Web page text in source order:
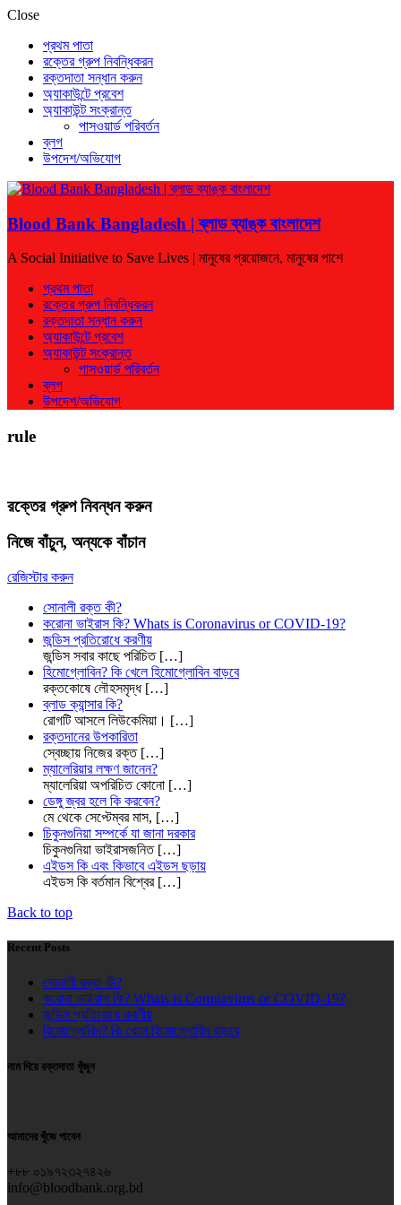
Close
প্রথম পাতা
রক্তের গ্রুপ নিবন্ধিকরন
রক্তদাতা সন্ধান করুন
অ্যাকাউন্টে প্রবেশ
অ্যাকাউন্ট সংক্রান্ত
পাসওয়ার্ড পরিবর্তন
ব্লগ
উপদেশ/অভিযোগ
Blood Bank Bangladesh | ব্লাড ব্যাঙ্ক বাংলাদেশ
A Social Initiative to Save Lives | মানুষের প্রয়োজনে, মানুষের পাশে
প্রথম পাতা
রক্তের গ্রুপ নিবন্ধিকরন
রক্তদাতা সন্ধান করুন
অ্যাকাউন্টে প্রবেশ
অ্যাকাউন্ট সংক্রান্ত
পাসওয়ার্ড পরিবর্তন
ব্লগ
উপদেশ/অভিযোগ
rule
রক্তের গ্রুপ নিবন্ধন করুন
নিজে বাঁচুন, অন্যকে বাঁচান
রেজিস্টার করুন
সোনালী রক্ত কী?
করোনা ভাইরাস কি? Whats is Coronavirus or COVID-19?
জন্ডিস প্রতিরোধে করণীয়
জন্ডিস সবার কাছে পরিচিত […]
হিমোগ্লোবিন? কি খেলে হিমোগ্লোবিন বাড়বে
রক্তকোষে লৌহসমৃদ্ধ […]
ব্লাড ক্যান্সার কি?
রোগটি আসলে লিউকেমিয়া। […]
রক্তদানের উপকারিতা
স্বেচ্ছায় নিজের রক্ত […]
ম্যালেরিয়ার লক্ষণ জানেন?
ম্যালেরিয়া অপরিচিত কোনো […]
ডেঙ্গু জ্বর হলে কি করবেন?
মে থেকে সেপ্টেম্বর মাস, […]
চিকুনগুনিয়া সম্পর্কে যা জানা দরকার
চিকুনগুনিয়া ভাইরাসজনিত […]
এইডস কি এবং কিভাবে এইডস ছড়ায়
এইডস কি বর্তমান বিশ্বের […]
Back to top
Recent Posts
সোনালী রক্ত কী?
করোনা ভাইরাস কি? Whats is Coronavirus or COVID-19?
জন্ডিস প্রতিরোধে করণীয়
হিমোগ্লোবিন? কি খেলে হিমোগ্লোবিন বাড়বে
নাম দিয়ে রক্তদাতা খুঁজুন
আমাদের খুঁজে পাবেন
+৮৮ ০১৯৭২৩২৭৪২৬
info@bloodbank.org.bd